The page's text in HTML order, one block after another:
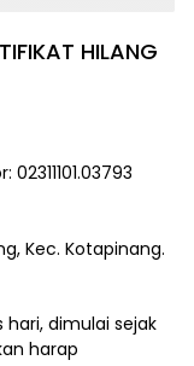
HILANG
Kec. Kotapinang.
dimulai sejak
harap